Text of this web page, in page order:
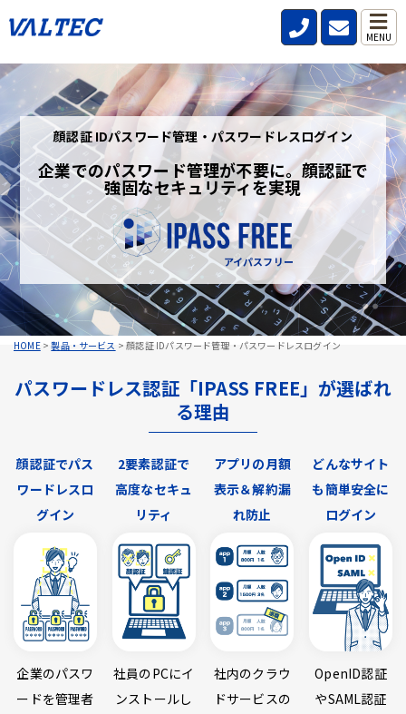
MENU
HOME>製品・サービス >顔認証 IDパスワード管理・パスワードレスログイン
顔認証 IDパスワード管理・パスワードレスログイン
企業でのパスワード管理が不要に。顔認証で
強固なセキュリティを実現
アイパスフリー
パスワードレス認証「IPASS FREE」が選ばれ
る理由
顔認証でパス
ワードレスロ
グイン
企業のパスワ
ードを管理者
2要素認証で
高度なセキュ
リティ
社員のPCにイ
ンストールし
アプリの月額
表示＆解約漏
れ防止
社内のクラウ
ドサービスの
どんなサイト
も簡単安全に
ログイン
OpenID認証
やSAML認証